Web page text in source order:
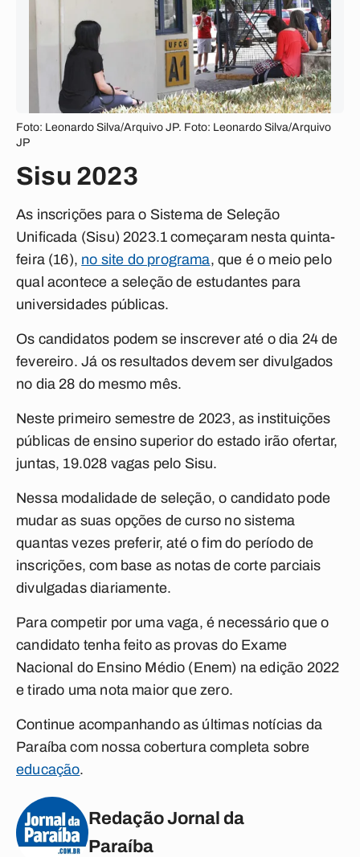
Foto: Leonardo Silva/Arquivo JP. Foto: Leonardo Silva/Arquivo
JP
Sisu 2023
As inscrições para o Sistema de Seleção
Unificada (Sisu) 2023.1 começaram nesta quinta-
feira (16), no site do programa, que é o meio pelo
qual acontece a seleção de estudantes para
universidades públicas.
Os candidatos podem se inscrever até o dia 24 de
fevereiro. Já os resultados devem ser divulgados
no dia 28 do mesmo mês.
Neste primeiro semestre de 2023, as instituições
públicas de ensino superior do estado irão ofertar,
juntas, 19.028 vagas pelo Sisu.
Nessa modalidade de seleção, o candidato pode
mudar as suas opções de curso no sistema
quantas vezes preferir, até o fim do período de
inscrições, com base as notas de corte parciais
divulgadas diariamente.
Para competir por uma vaga, é necessário que o
candidato tenha feito as provas do Exame
Nacional do Ensino Médio (Enem) na edição 2022
e tirado uma nota maior que zero.
Continue acompanhando as últimas notícias da
Paraíba com nossa cobertura completa sobre
educação.
Redação Jornal da
Paraíba